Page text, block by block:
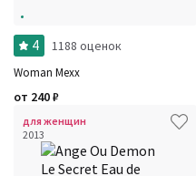
4 1188 оценок
Woman Mexx
от 240₽
для женщин
2013